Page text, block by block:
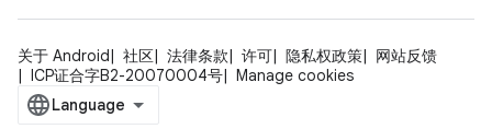
关于 Android 社区 法律条款 许可 隐私权政策
网站反馈
ICP证合字B2-20070004号
Manage cookies